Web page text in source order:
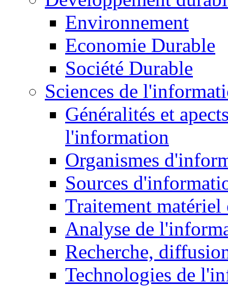
Environnement
Economie Durable
Société Durable
Sciences de
Généralités et
l'information
Organismes
Sources
Traitement matériel
Analyse de
Recherche,
Technologies de